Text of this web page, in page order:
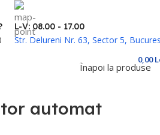
L-V: 08.00 - 17.00
Str. Delureni Nr. 63, Sector 5,
0,00
Înapoi la produse
automat